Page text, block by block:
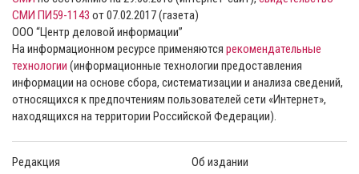
СМИ ПИ59-1143 от 07.02.2017 (газета)
ООО “Центр деловой информации”
На информационном ресурсе применяются рекомендательные
технологии (информационные технологии предоставления
информации на основе сбора, систематизации и анализа сведений,
относящихся к предпочтениям пользователей сети «Интернет»,
находящихся на территории Российской Федерации).
Редакция Об издании